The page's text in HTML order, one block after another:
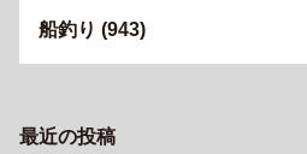
船釣り (943)
最近の投稿